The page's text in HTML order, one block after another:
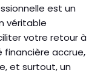
est un
véritable
votre retour à
financière accrue,
et surtout, un